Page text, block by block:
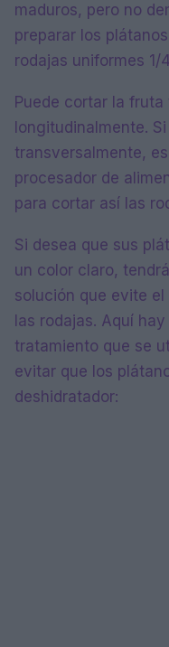
maduros, pero no
preparar los
rodajas uniformes 1/
Puede cortar la
longitudinalmente.
transversalmente,
procesador de
para cortar así las
Si desea que sus
un color claro,
solución que evite
las rodajas. Aquí
tratamiento que se
evitar que los
deshidratador: